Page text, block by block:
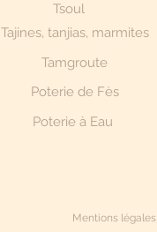
Tsoul
Tajines, tanjias, marmites
Tamgroute
Poterie de Fès
Poterie à Eau
Mentions légales